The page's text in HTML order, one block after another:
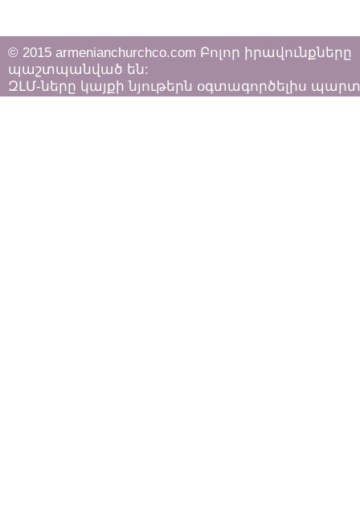
© 2015 armenianchurchco.com Բոլոր իրավունքները
պաշտպանված են:
ԶԼՄ-ները կայքի նյութերն օգտագործելիս